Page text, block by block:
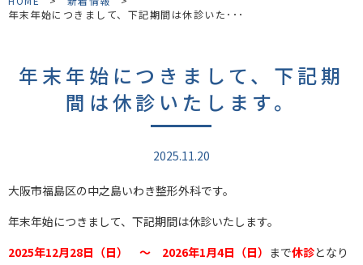
年末年始につきまして、下記期間は休診いた･･･
年末年始につきまして、下記期
間は休診いたします。
2025.11.20
大阪市福島区の中之島いわき整形外科です。
年末年始につきまして、下記期間は休診いたします。
2025年12月28日（日） ～ 2026年1月4日（日） まで休診となり